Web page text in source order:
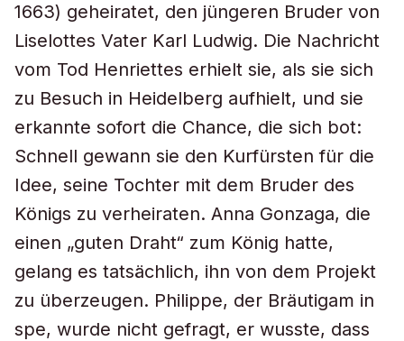
1663) geheiratet, den jüngeren Bruder von
Liselottes Vater Karl Ludwig. Die Nachricht
vom Tod Henriettes erhielt sie, als sie sich
zu Besuch in Heidelberg aufhielt, und sie
erkannte sofort die Chance, die sich bot:
Schnell gewann sie den Kurfürsten für die
Idee, seine Tochter mit dem Bruder des
Königs zu verheiraten. Anna Gonzaga, die
einen „guten Draht“ zum König hatte,
gelang es tatsächlich, ihn von dem Projekt
zu überzeugen. Philippe, der Bräutigam in
spe, wurde nicht gefragt, er wusste, dass